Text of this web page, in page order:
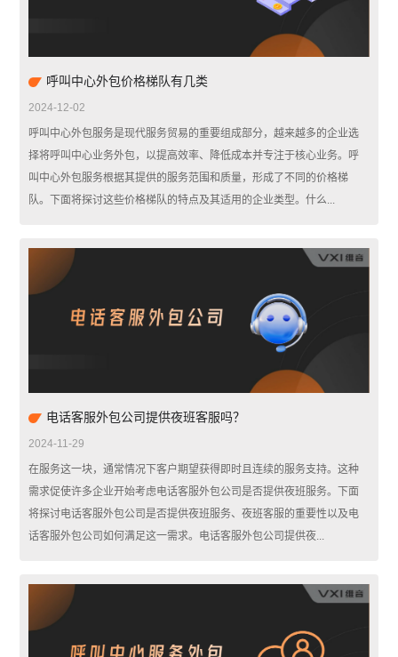
呼叫中心外包价格梯队有几类
2024-12-02
呼叫中心外包服务是现代服务贸易的重要组成部分，越来越多的企业选
择将呼叫中心业务外包，以提高效率、降低成本并专注于核心业务。呼
叫中心外包服务根据其提供的服务范围和质量，形成了不同的价格梯
队。下面将探讨这些价格梯队的特点及其适用的企业类型。什么...
电话客服外包公司提供夜班客服吗？
2024-11-29
在服务这一块，通常情况下客户期望获得即时且连续的服务支持。这种
需求促使许多企业开始考虑电话客服外包公司是否提供夜班服务。下面
将探讨电话客服外包公司是否提供夜班服务、夜班客服的重要性以及电
话客服外包公司如何满足这一需求。电话客服外包公司提供夜...